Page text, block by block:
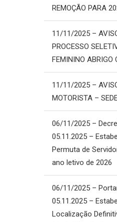
REMOÇÃO PARA
11/11/2025 –
PROCESSO
FEMININO ABRIGO
11/11/2025 –
MOTORISTA –
06/11/2025 –
05.11.2025 –
Permuta de
ano letivo de 2026
06/11/2025 –
05.11.2025 –
Localização